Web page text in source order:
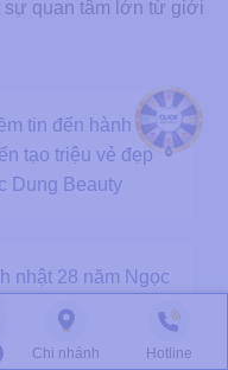
quan tâm lớn từ giới
tin đến hành trình
tạo triệu vẻ đẹp
Dung Beauty
nhật 28 năm Ngọc
với ngàn quà tri
Chi nhánh Hotline